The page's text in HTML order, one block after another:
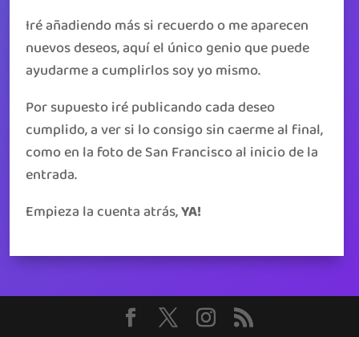
Iré añadiendo más si recuerdo o me aparecen
nuevos deseos, aquí el único genio que puede
ayudarme a cumplirlos soy yo mismo.
Por supuesto iré publicando cada deseo
cumplido, a ver si lo consigo sin caerme al final,
como en la foto de San Francisco al inicio de la
entrada.
Empieza la cuenta atrás,YA!